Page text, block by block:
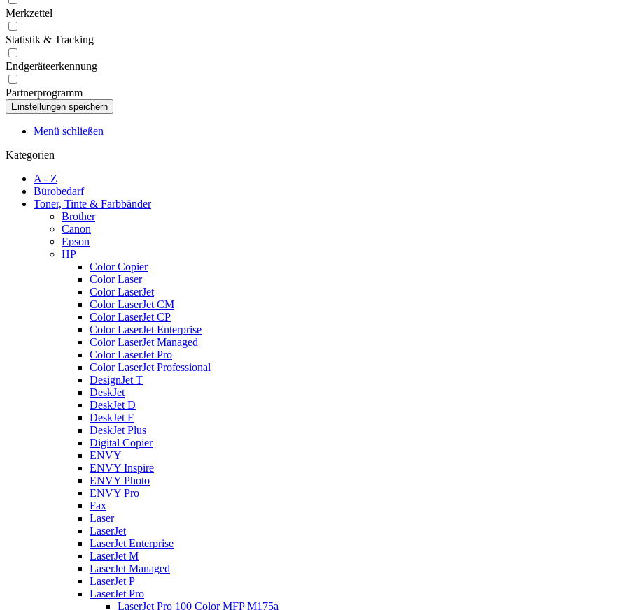
Merkzettel
Statistik & Tracking
Endgeräteerkennung
Partnerprogramm
Menü schließen
Kategorien
A - Z
Bürobedarf
Toner, Tinte & Farbbänder
Brother
Canon
Epson
HP
Color Copier
Color Laser
Color LaserJet
Color LaserJet CM
Color LaserJet CP
Color LaserJet Enterprise
Color LaserJet Managed
Color LaserJet Pro
Color LaserJet Professional
DesignJet T
DeskJet
DeskJet D
DeskJet F
DeskJet Plus
Digital Copier
ENVY
ENVY Inspire
ENVY Photo
ENVY Pro
Fax
Laser
LaserJet
LaserJet Enterprise
LaserJet M
LaserJet Managed
LaserJet P
LaserJet Pro
LaserJet Pro 100 Color MFP M175a